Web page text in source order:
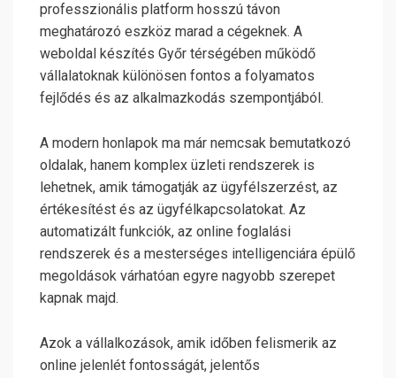
professzionális platform hosszú távon
meghatározó eszköz marad a cégeknek. A
weboldal készítés Győr térségében működő
vállalatoknak különösen fontos a folyamatos
fejlődés és az alkalmazkodás szempontjából.
A modern honlapok ma már nemcsak bemutatkozó
oldalak, hanem komplex üzleti rendszerek is
lehetnek, amik támogatják az ügyfélszerzést, az
értékesítést és az ügyfélkapcsolatokat. Az
automatizált funkciók, az online foglalási
rendszerek és a mesterséges intelligenciára épülő
megoldások várhatóan egyre nagyobb szerepet
kapnak majd.
Azok a vállalkozások, amik időben felismerik az
online jelenlét fontosságát, jelentős